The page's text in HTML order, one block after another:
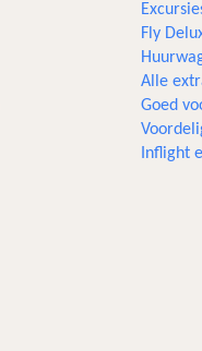
Fly
Alle
Goed
Inflight